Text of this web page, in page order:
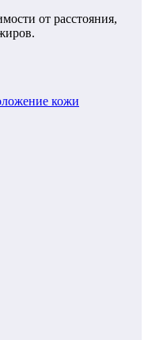
от расстояния,
кожи